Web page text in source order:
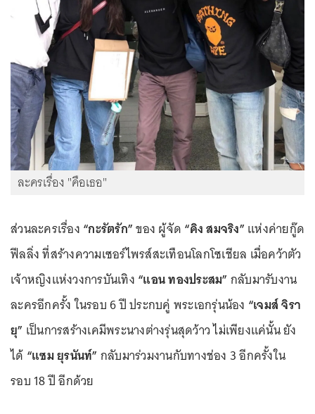
ละครเรื่อง "คือเธอ"
ส่วนละครเรื่อง “กะรัตรัก”ของ ผู้จัด “คิง สมจริง” แห่งค่ายกู๊ด
ฟีลลิ่ง ที่สร้างความเซอร์ไพรส์สะเทือนโลกโซเชียล เมื่อคว้าตัว
เจ้าหญิงแห่งวงการบันเทิง “แอน ทองประสม” กลับมารับงาน
ละครอีกครั้ง ในรอบ 6 ปี ประกบคู่ พระเอกรุ่นน้อง “เจมส์ จิรา
ยุ” เป็นการสร้างเคมีพระนางต่างรุ่นสุดว้าว ไม่เพียงแค่นั้น ยัง
ได้ “แซม ยุรนันท์” กลับมาร่วมงานกับทางช่อง 3 อีกครั้งใน
รอบ 18 ปี อีกด้วย